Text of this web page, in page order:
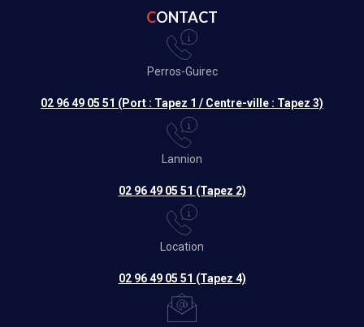
CONTACT
Perros-Guirec
02 96 49 05 51 (Port : Tapez 1 / Centre-ville : Tapez 3)
Lannion
02 96 49 05 51 (Tapez 2)
Location
02 96 49 05 51 (Tapez 4)